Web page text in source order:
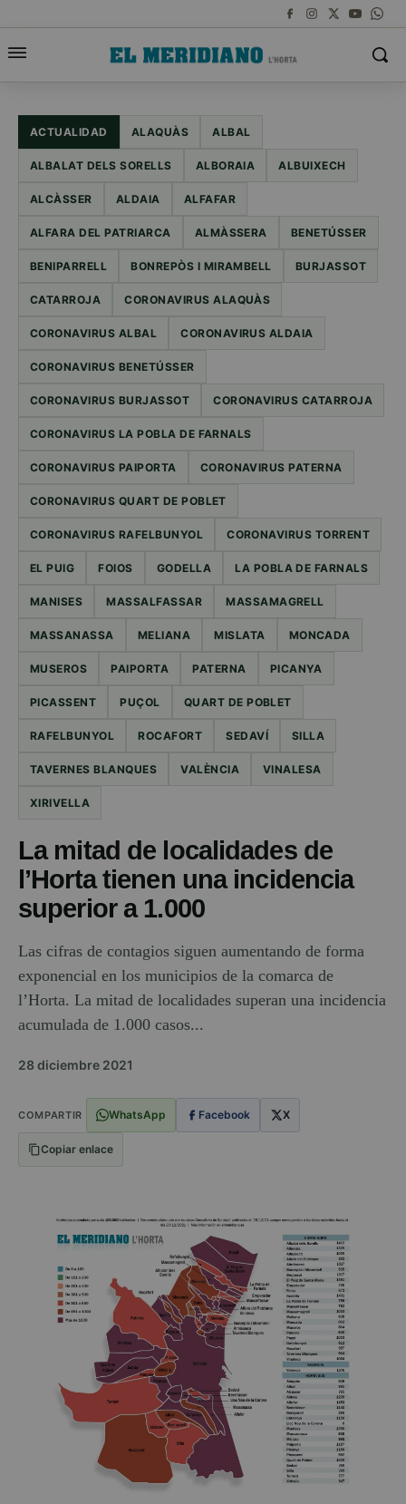
ACTUALIDAD ALAQUÀS ALBAL
ALBALAT DELS SORELLS ALBORAIA ALBUIXECH
ALCÀSSER ALDAIA ALFAFAR
ALFARA DEL PATRIARCA ALMÀSSERA BENETÚSSER
BENIPARRELL BONREPÒS I MIRAMBELL BURJASSOT
CATARROJA CORONAVIRUS ALAQUÀS
CORONAVIRUS ALBAL CORONAVIRUS ALDAIA
CORONAVIRUS BENETÚSSER
CORONAVIRUS BURJASSOT CORONAVIRUS CATARROJA
CORONAVIRUS LA POBLA DE FARNALS
CORONAVIRUS PAIPORTA CORONAVIRUS PATERNA
CORONAVIRUS QUART DE POBLET
CORONAVIRUS RAFELBUNYOL CORONAVIRUS TORRENT
EL PUIG FOIOS GODELLA LA POBLA DE FARNALS
MANISES MASSALFASSAR MASSAMAGRELL
MASSANASSA MELIANA MISLATA MONCADA
MUSEROS PAIPORTA PATERNA PICANYA
PICASSENT PUÇOL QUART DE POBLET
RAFELBUNYOL ROCAFORT SEDAVÍ SILLA
TAVERNES BLANQUES VALÈNCIA VINALESA
XIRIVELLA
La mitad de localidades de
l’Horta tienen una incidencia
superior a 1.000
Las cifras de contagios siguen aumentando de forma
exponencial en los municipios de la comarca de
l’Horta. La mitad de localidades superan una incidencia
acumulada de 1.000 casos...
28 diciembre 2021
COMPARTIR WhatsApp Facebook X
Copiar enlace